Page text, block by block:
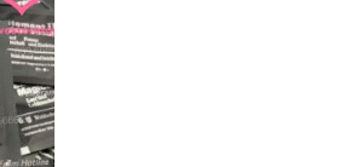
Add to
wishlist